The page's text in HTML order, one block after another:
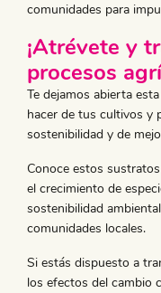
comunidades para
¡Atrévete y
procesos
Te dejamos abierta
hacer de tus cultivos y
sostenibilidad y de
Conoce estos
el crecimiento de
sostenibilidad
comunidades locales.
Si estás dispuesto a
los efectos del cambio